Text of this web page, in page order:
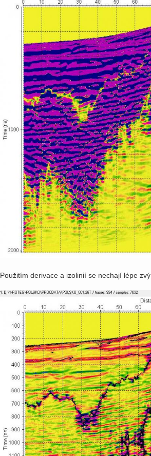
Použitím derivace a izolinií se nechají lépe